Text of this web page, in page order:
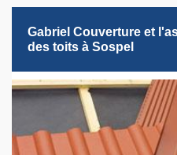
Gabriel Couverture et
des toits à Sospel